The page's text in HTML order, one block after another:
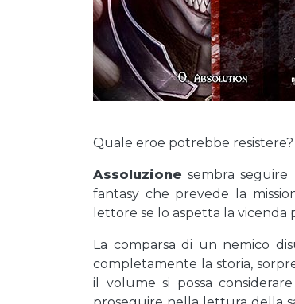
Quale eroe potrebbe resistere?
Assoluzione sembra
fantasy che prevede la
lettore se lo aspetta la vicenda
La comparsa di un nemico
completamente la storia,
il volume si possa